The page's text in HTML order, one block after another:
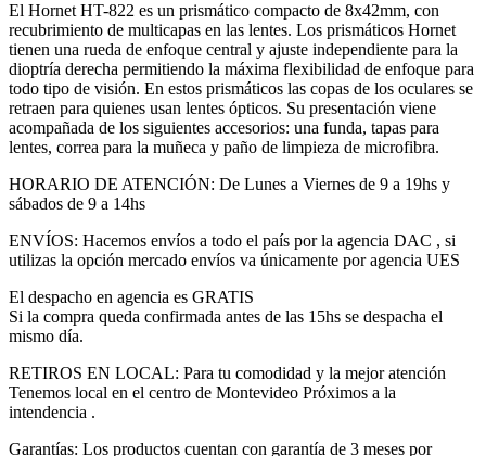
El Hornet HT-822 es un prismático compacto de 8x42mm, con
recubrimiento de multicapas en las lentes. Los prismáticos Hornet
tienen una rueda de enfoque central y ajuste independiente para la
dioptría derecha permitiendo la máxima flexibilidad de enfoque para
todo tipo de visión. En estos prismáticos las copas de los oculares se
retraen para quienes usan lentes ópticos. Su presentación viene
acompañada de los siguientes accesorios: una funda, tapas para
lentes, correa para la muñeca y paño de limpieza de microfibra.
HORARIO DE ATENCIÓN: De Lunes a Viernes de 9 a 19hs y
sábados de 9 a 14hs
ENVÍOS: Hacemos envíos a todo el país por la agencia DAC , si
utilizas la opción mercado envíos va únicamente por agencia UES
El despacho en agencia es GRATIS
Si la compra queda confirmada antes de las 15hs se despacha el
mismo día.
RETIROS EN LOCAL: Para tu comodidad y la mejor atención
Tenemos local en el centro de Montevideo Próximos a la
intendencia .
Garantías: Los productos cuentan con garantía de 3 meses por